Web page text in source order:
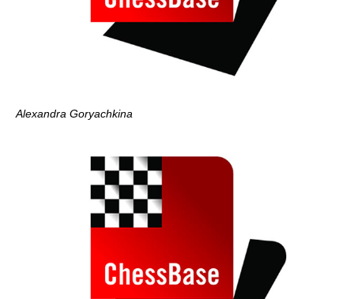
Alexandra Goryachkina